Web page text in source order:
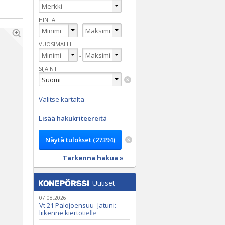
HINTA
-
VUOSIMALLI
-
SIJAINTI
Valitse kartalta
Lisää hakukriteereitä
Tarkenna hakua »
Uutiset
07.08.2026
Vt 21 Palojoensuu–Jatuni:
liikenne kiertotielle
Nunasjoen silloilla